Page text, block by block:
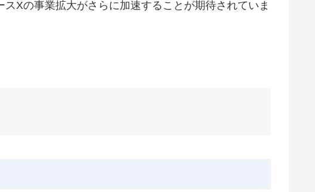
Xの事業拡大がさらに加速することが期待されていま